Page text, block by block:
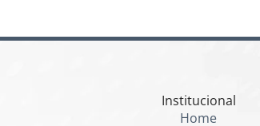
Institucional
Home